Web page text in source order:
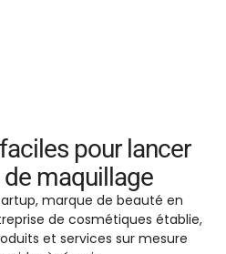
pour lancer
maquillage
marque de beauté en
de cosmétiques établie,
et services sur mesure